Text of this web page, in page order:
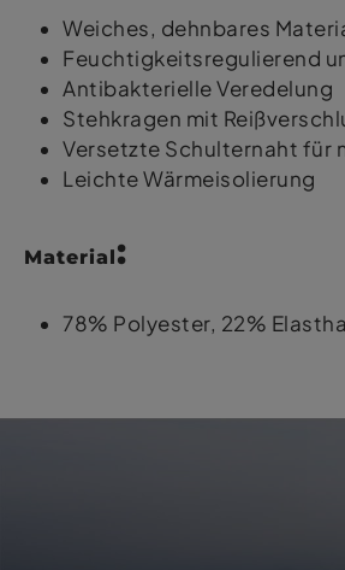
Weiches, dehnbares
Feuchtigkeitsregulierend
Antibakterielle Veredelung
Stehkragen mit
Versetzte Schulternaht für
Leichte Wärmeisolierung
Material:
78% Polyester, 22%